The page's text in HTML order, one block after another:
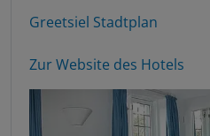
Greetsiel Stadtplan
Zur Website des Hotels